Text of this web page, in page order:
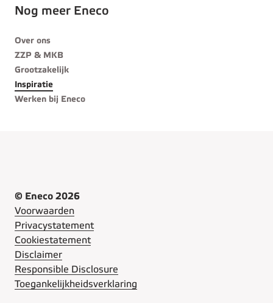
Nog meer Eneco
Over ons
ZZP & MKB
Grootzakelijk
Inspiratie
Werken bij Eneco
© Eneco 2026
Voorwaarden
Privacystatement
Cookiestatement
Disclaimer
Responsible Disclosure
Toegankelijkheidsverklaring